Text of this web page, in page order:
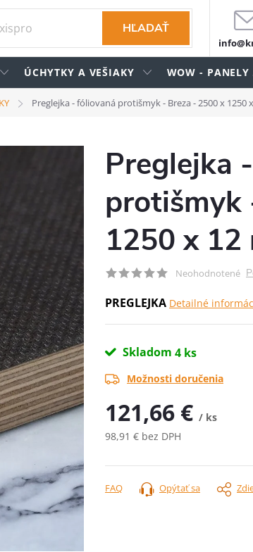
HĽADAŤ
ÚCHYTKY A VEŠIAKY WOW - PANELY
Preglejka - fóliovaná protišmyk - Breza - 2500 x 1250
Preglejka
protišmyk
1250 x 12
Neohodnotené
PREGLEJKA Detailné
Skladom 4 ks
Možnosti doručenia
121,66 € / ks
98,91 € bez DPH
cena:
Opýtať sa
FAQ